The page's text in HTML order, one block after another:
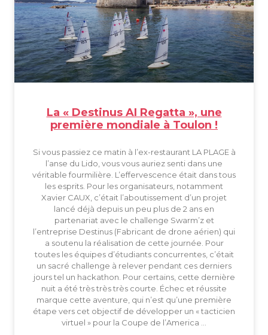
La « Destinus AI Regatta », une
première mondiale à Toulon !
Si vous passiez ce matin à l’ex-restaurant LA PLAGE à
l’anse du Lido, vous vous auriez senti dans une
véritable fourmilière. L’effervescence était dans tous
les esprits. Pour les organisateurs, notamment
Xavier CAUX, c’était l’aboutissement d’un projet
lancé déjà depuis un peu plus de 2 ans en
partenariat avec le challenge Swarm’z et
l’entreprise Destinus (Fabricant de drone aérien) qui
a soutenu la réalisation de cette journée. Pour
toutes les équipes d’étudiants concurrentes, c’était
un sacré challenge à relever pendant ces derniers
jours tel un hackathon. Pour certains, cette dernière
nuit a été très très très courte. Échec et réussite
marque cette aventure, qui n’est qu’une première
étape vers cet objectif de développer un « tacticien
virtuel » pour la Coupe de l’America …